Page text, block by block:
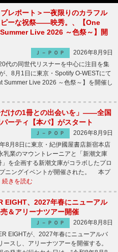
ブレポート＞一夜限りのカラフル
ピーな祝祭――映秀。、【One
Live 2026 ～色祭～】開
Ｊ－ＰＯＰ
2026年8月9日
代の同世代リスナーを中心に注目を集
、8月1日に東京・Spotify O-WESTにて
Summer Live 2026 ～色祭～】を開催し
だけの1冊との出会いを」――全国
ーティ【本パ】がスタート
Ｊ－ＰＯＰ
2026年8月9日
8月8日に東京・紀伊國屋書店新宿本店
乳業のマウントレーニアと「新潮文庫
を企画する新潮文庫がコラボしたプロ
ニングイベントが開催された。 本プ
続きを読む
EIGHT、2027年春にニューアル
＆アリーナツアー開催
Ｊ－ＰＯＰ
2026年8月8日
EIGHTが、2027年春にニューアルバ
ースし、アリーナツアーを開催する。